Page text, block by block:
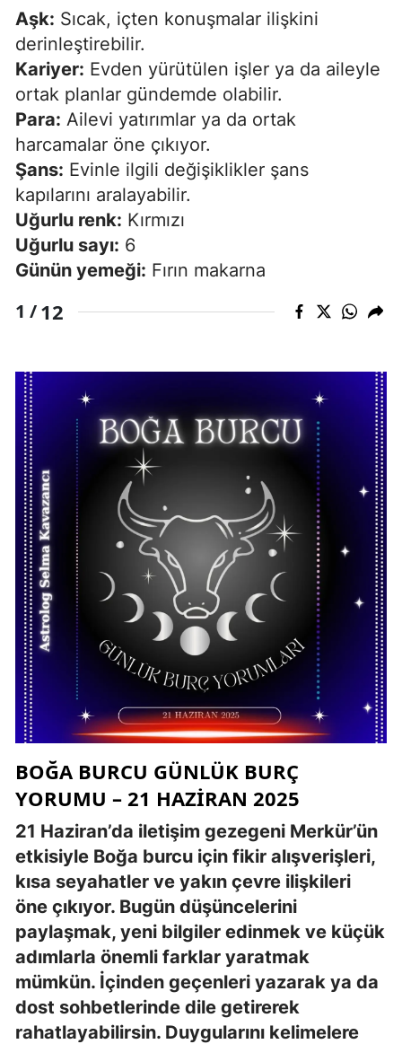
Aşk: Sıcak, içten konuşmalar ilişkini
derinleştirebilir.
Kariyer: Evden yürütülen işler ya da aileyle
ortak planlar gündemde olabilir.
Para: Ailevi yatırımlar ya da ortak
harcamalar öne çıkıyor.
Şans: Evinle ilgili değişiklikler şans
kapılarını aralayabilir.
Uğurlu renk: Kırmızı
Uğurlu sayı: 6
Günün yemeği: Fırın makarna
1 /12
BOĞA BURCU GÜNLÜK BURÇ
YORUMU – 21 HAZIRAN 2025
21 Haziran’da iletişim gezegeni Merkür’ün
etkisiyle Boğa burcu için fikir alışverişleri,
kısa seyahatler ve yakın çevre ilişkileri
öne çıkıyor. Bugün düşüncelerini
paylaşmak, yeni bilgiler edinmek ve küçük
adımlarla önemli farklar yaratmak
mümkün. İçinden geçenleri yazarak ya da
dost sohbetlerinde dile getirerek
rahatlayabilirsin. Duygularını kelimelere